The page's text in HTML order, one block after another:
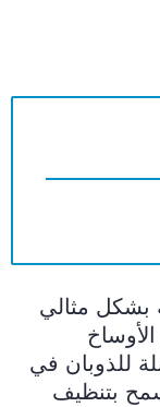
بشكل مثالي
للذوبان في
بتنظيف